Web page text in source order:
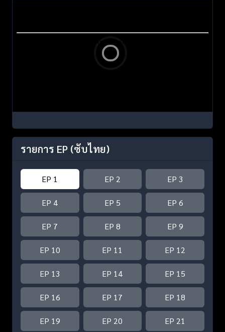
รายการ EP (ซับไทย)
EP 1 EP 2 EP 3
EP 4 EP 5 EP 6
EP 7 EP 8 EP 9
EP 10 EP 11 EP 12
EP 13 EP 14 EP 15
EP 16 EP 17 EP 18
EP 19 EP 20 EP 21